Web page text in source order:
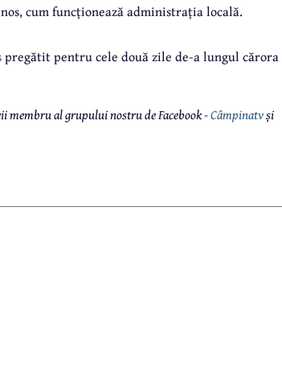
cum funcționează administrația locală.
pregătit pentru cele două zile de-a lungul cărora
membru al grupului nostru de Facebook -Câmpinatvși